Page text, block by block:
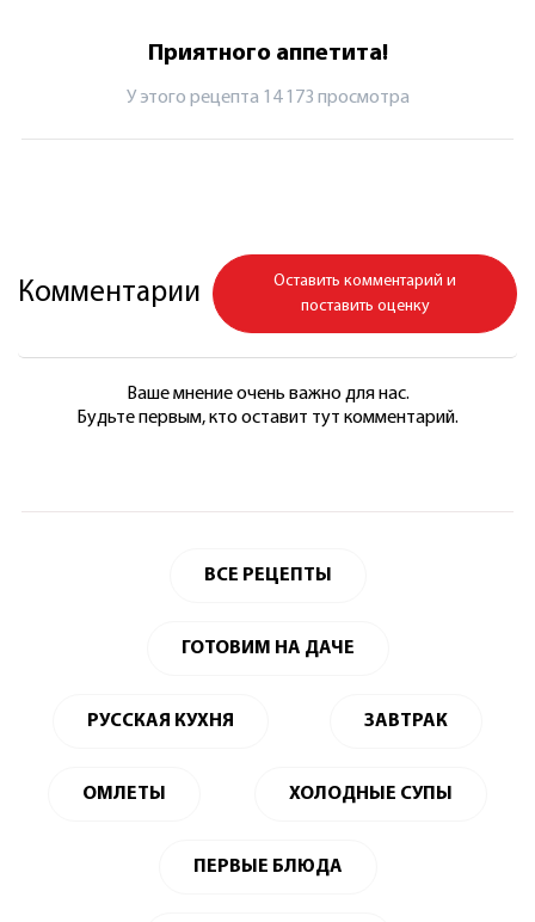
Приятного аппетита!
У этого рецепта 14 173 просмотрa
Комментарии
Оставить комментарий и
поставить оценку
Ваше мнение очень важно для нас.
Будьте первым, кто оставит тут комментарий.
ВСЕ РЕЦЕПТЫ
ГОТОВИМ НА ДАЧЕ
РУССКАЯ КУХНЯ ЗАВТРАК
ОМЛЕТЫ ХОЛОДНЫЕ СУПЫ
ПЕРВЫЕ БЛЮДА